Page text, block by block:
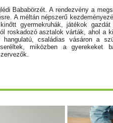
Bababörzét. A rendezvény a
A méltán népszerű
gyermekruhák, játékok
roskadozó asztalok várták, ahol a
családias vásáron a
miközben a gyerekeket